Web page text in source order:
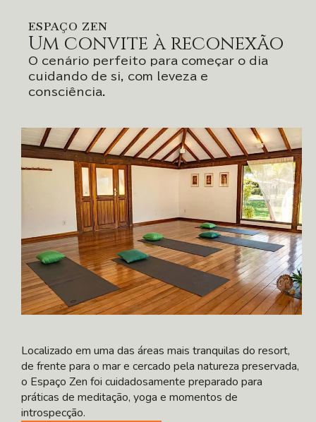
ESPAÇO ZEN
Um convite à reconexão
O cenário perfeito para começar o dia
cuidando de si, com leveza e
consciência.
Localizado em uma das áreas mais tranquilas do resort,
de frente para o mar e cercado pela natureza preservada,
o Espaço Zen foi cuidadosamente preparado para
práticas de meditação, yoga e momentos de
introspecção.